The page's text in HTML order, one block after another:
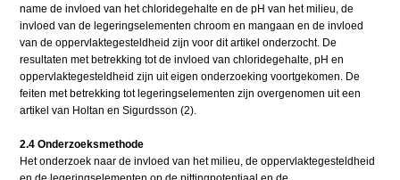
name de invloed van het chloridegehalte en de pH van het milieu, de
invloed van de legeringselementen chroom en mangaan en de invloed
van de oppervlaktegesteldheid zijn voor dit artikel onderzocht. De
resultaten met betrekking tot de invloed van chloridegehalte, pH en
oppervlaktegesteldheid zijn uit eigen onderzoeking voortgekomen. De
feiten met betrekking tot legeringselementen zijn overgenomen uit een
artikel van Holtan en Sigurdsson (2).
2.4 Onderzoeksmethode
Het onderzoek naar de invloed van het milieu, de oppervlaktegesteldheid